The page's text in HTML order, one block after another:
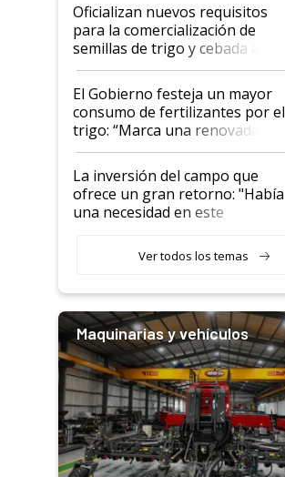
Oficializan nuevos requisitos
para la comercialización de
semillas de trigo y cebada a
granel
El Gobierno festeja un mayor
consumo de fertilizantes por el
trigo: “Marca una renovada
confianza de los productores”
La inversión del campo que
ofrece un gran retorno: "Había
una necesidad en este
Ver todos los temas
Maquinarias y vehículos